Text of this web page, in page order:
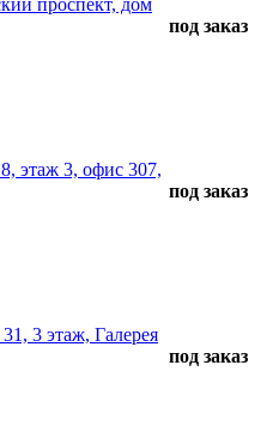
проспект, дом
под заказ
этаж 3, офис 307,
под заказ
3 этаж, Галерея
под заказ